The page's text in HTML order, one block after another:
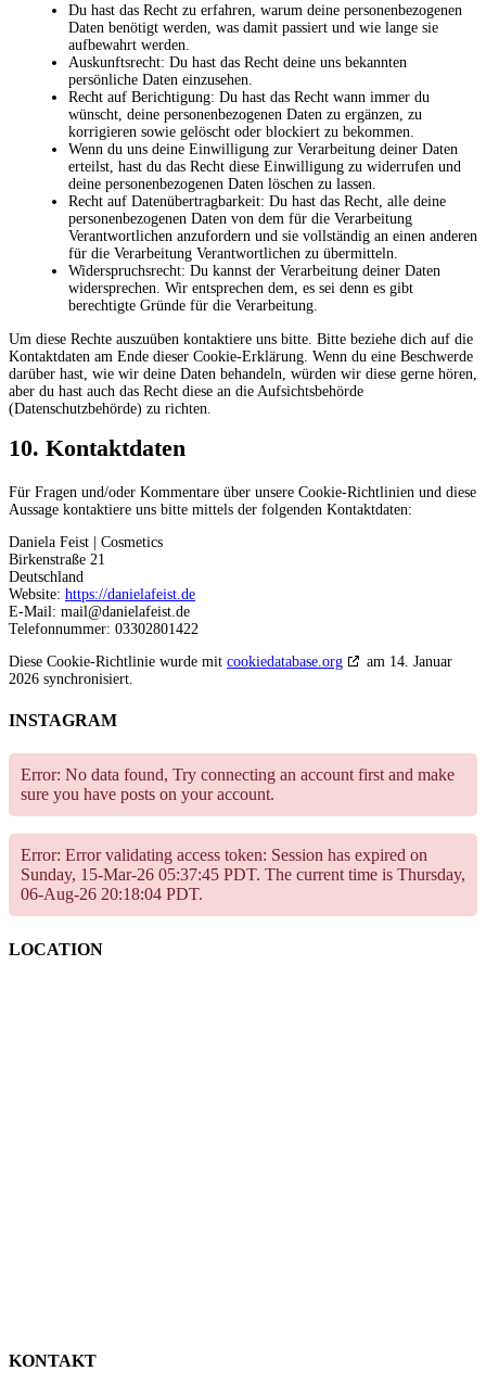
Du hast das Recht zu erfahren, warum deine personenbezogenen
Daten benötigt werden, was damit passiert und wie lange sie
aufbewahrt werden.
Auskunftsrecht: Du hast das Recht deine uns bekannten
persönliche Daten einzusehen.
Recht auf Berichtigung: Du hast das Recht wann immer du
wünscht, deine personenbezogenen Daten zu ergänzen, zu
korrigieren sowie gelöscht oder blockiert zu bekommen.
Wenn du uns deine Einwilligung zur Verarbeitung deiner Daten
erteilst, hast du das Recht diese Einwilligung zu widerrufen und
deine personenbezogenen Daten löschen zu lassen.
Recht auf Datenübertragbarkeit: Du hast das Recht, alle deine
personenbezogenen Daten von dem für die Verarbeitung
Verantwortlichen anzufordern und sie vollständig an einen anderen
für die Verarbeitung Verantwortlichen zu übermitteln.
Widerspruchsrecht: Du kannst der Verarbeitung deiner Daten
widersprechen. Wir entsprechen dem, es sei denn es gibt
berechtigte Gründe für die Verarbeitung.
Um diese Rechte auszuüben kontaktiere uns bitte. Bitte beziehe dich auf die
Kontaktdaten am Ende dieser Cookie-Erklärung. Wenn du eine Beschwerde
darüber hast, wie wir deine Daten behandeln, würden wir diese gerne hören,
aber du hast auch das Recht diese an die Aufsichtsbehörde
(Datenschutzbehörde) zu richten.
10. Kontaktdaten
Für Fragen und/oder Kommentare über unsere Cookie-Richtlinien und diese
Aussage kontaktiere uns bitte mittels der folgenden Kontaktdaten:
Daniela Feist | Cosmetics
Birkenstraße 21
Deutschland
Website: https://danielafeist.de
E-Mail: mail@danielafeist.de
Telefonnummer: 03302801422
Diese Cookie-Richtlinie wurde mit cookiedatabase.org
am 14. Januar
2026 synchronisiert.
INSTAGRAM
Error: No data found, Try connecting an account first and make
sure you have posts on your account.
Error: Error validating access token: Session has expired on
Sunday, 15-Mar-26 05:37:45 PDT. The current time is Thursday,
06-Aug-26 20:18:04 PDT.
LOCATION
KONTAKT